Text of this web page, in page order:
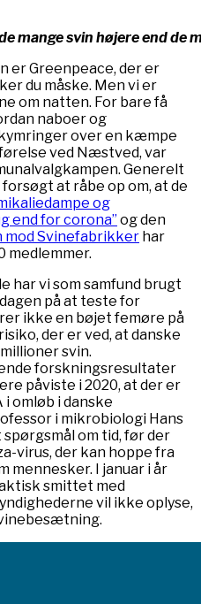
mange svin højere end de
er Greenpeace, der er
du måske. Men vi er
om natten. For bare få
naboer og
over en kæmpe
ved Næstved, var
Generelt
at råbe op om, at de
og
end for corona” og den
mod Svinefabrikker har
medlemmer.
har vi som samfund brugt
på at teste for
ikke en bøjet femøre på
der er ved, at danske
svin.
forskningsresultater
påviste i 2020, at der er
omløb i danske
i mikrobiologi Hans
om tid, før der
virus, der kan hoppe fra
mennesker. I januar i år
smittet med
vil ikke oplyse,